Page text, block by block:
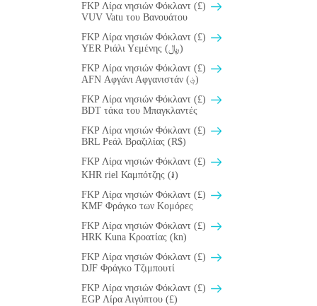
FKP Λίρα νησιών Φόκλαντ (£)
VUV Vatu του Βανουάτου
FKP Λίρα νησιών Φόκλαντ (£)
YER Ριάλι Υεμένης (﷼)
FKP Λίρα νησιών Φόκλαντ (£)
AFN Αφγάνι Αφγανιστάν (؋)
FKP Λίρα νησιών Φόκλαντ (£)
BDT τάκα του Μπαγκλαντές
FKP Λίρα νησιών Φόκλαντ (£)
BRL Ρεάλ Βραζιλίας (R$)
FKP Λίρα νησιών Φόκλαντ (£)
KHR riel Καμπότζης (៛)
FKP Λίρα νησιών Φόκλαντ (£)
KMF Φράγκο των Κομόρες
FKP Λίρα νησιών Φόκλαντ (£)
HRK Kuna Κροατίας (kn)
FKP Λίρα νησιών Φόκλαντ (£)
DJF Φράγκο Τζιμπουτί
FKP Λίρα νησιών Φόκλαντ (£)
EGP Λίρα Αιγύπτου (£)